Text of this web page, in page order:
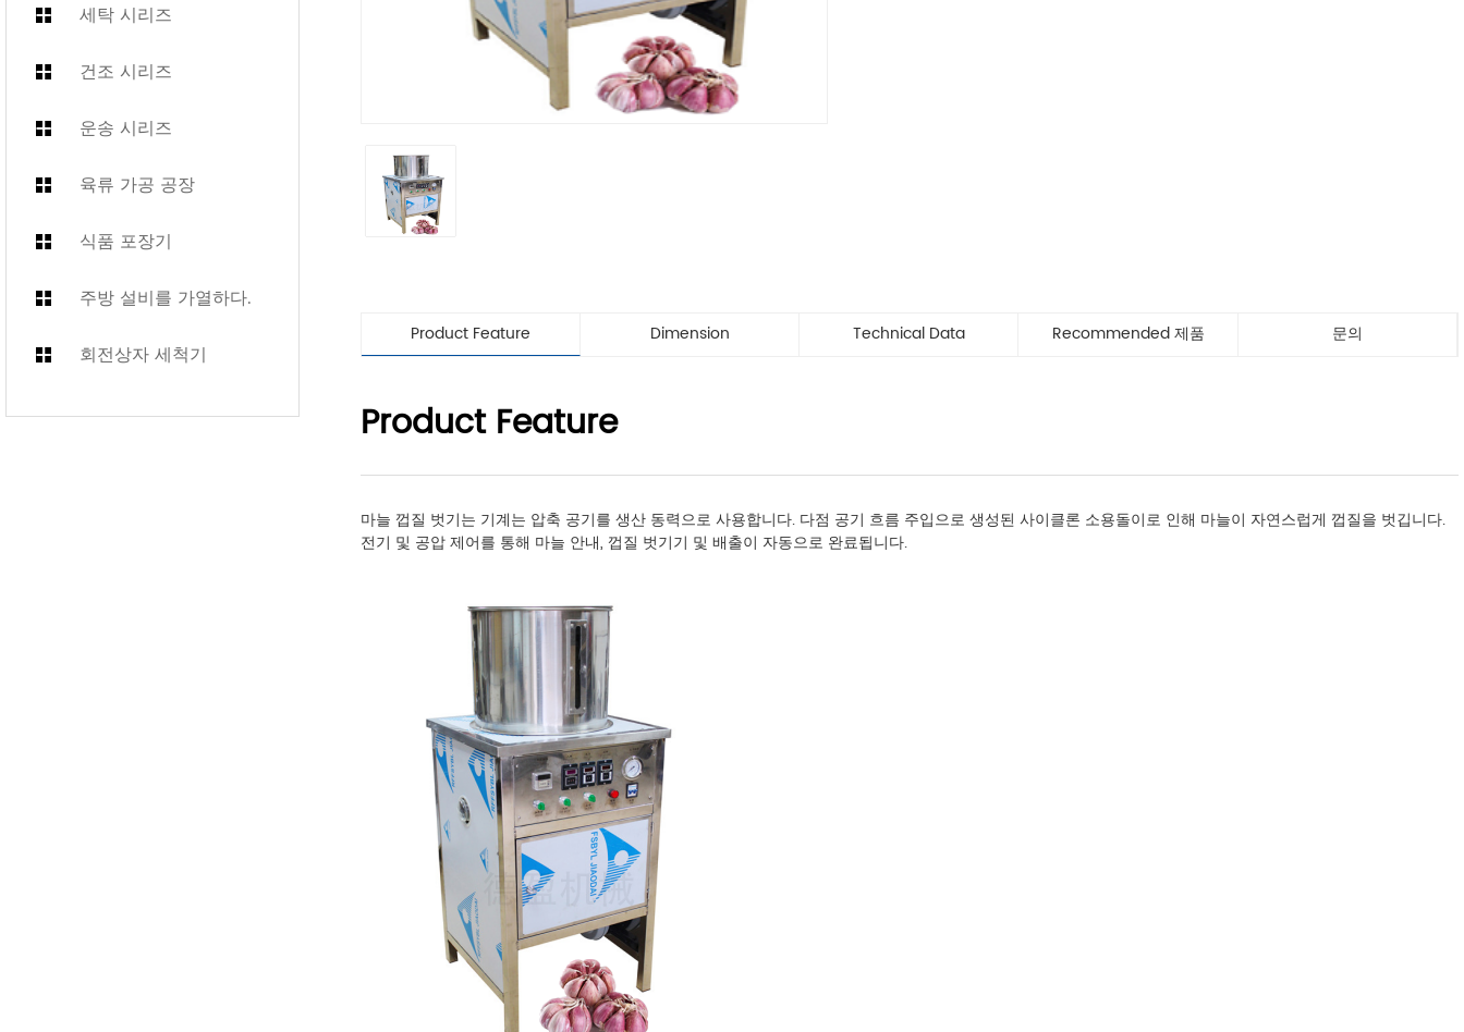
세탁 시리즈
건조 시리즈
운송 시리즈
육류 가공 공장
식품 포장기
주방 설비를 가열하다.
회전상자 세척기
Product Feature Dimension Technical Data Recommended 제품 문의
Product Feature
마늘 껍질 벗기는 기계는 압축 공기를 생산 동력으로 사용합니다. 다점 공기 흐름 주입으로 생성된 사이클론 소용돌이로 인해 마늘이 자연스럽게 껍질을 벗깁니다.
전기 및 공압 제어를 통해 마늘 안내, 껍질 벗기기 및 배출이 자동으로 완료됩니다.